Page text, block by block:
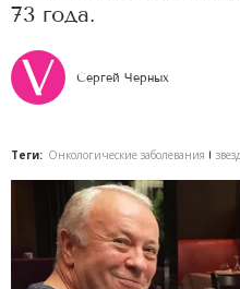
73 года.
Сергей Черных
Теги: Онкологические заболевания